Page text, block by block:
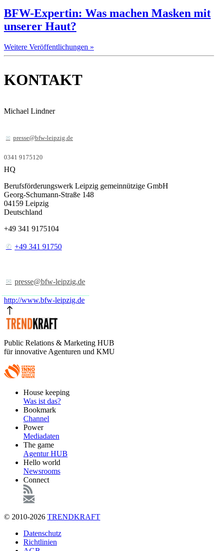
BFW-Expertin: Was machen Masken mit
unserer Haut?
Weitere Veröffentlichungen »
KONTAKT
Michael Lindner
presse@bfw-leipzig.de
0341 9175120
HQ
Berufsförderungswerk Leipzig gemeinnützige GmbH
Georg-Schumann-Straße 148
04159 Leipzig
Deutschland
+49 341 9175104
+49 341 91750
presse@bfw-leipzig.de
http://www.bfw-leipzig.de
Public Relations & Marketing HUB
für innovative Agenturen und KMU
FooterHouse keeping
Was ist das?
Bookmark
Channel
Power
Mediadaten
The game
Agentur HUB
Hello world
Newsrooms
Connect
© 2010-2026 TRENDKRAFT
FußzeileDatenschutz
Richtlinien